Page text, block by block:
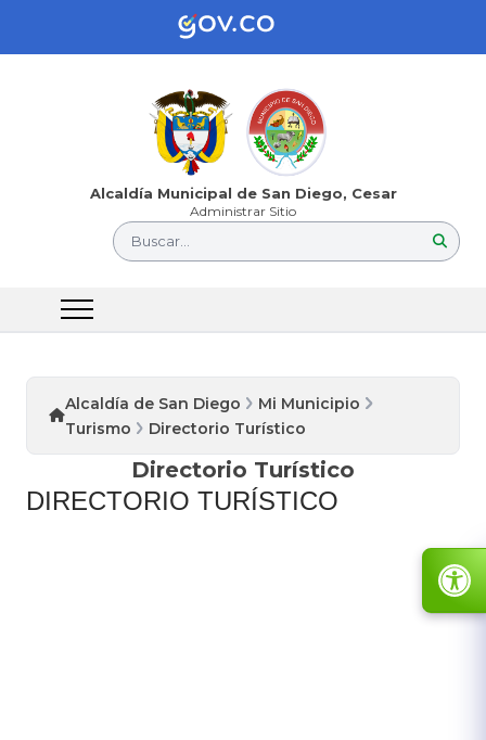
Alcaldía Municipal de San Diego, Cesar
Administrar Sitio
Buscar...
Alcaldía de San Diego
Mi Municipio
Turismo
Directorio Turístico
Directorio Turístico
​DIRECT​ORIO TURÍSTICO